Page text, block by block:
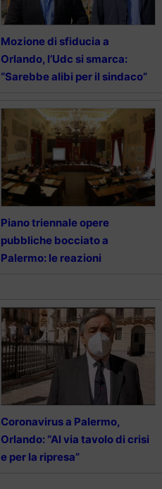
Mozione di sfiducia a
Orlando, l’Udc si smarca:
“Sarebbe alibi per il sindaco”
Piano triennale opere
pubbliche bocciato a
Palermo: le reazioni
Coronavirus a Palermo,
Orlando: “Al via tavolo di crisi
e per la ripresa”